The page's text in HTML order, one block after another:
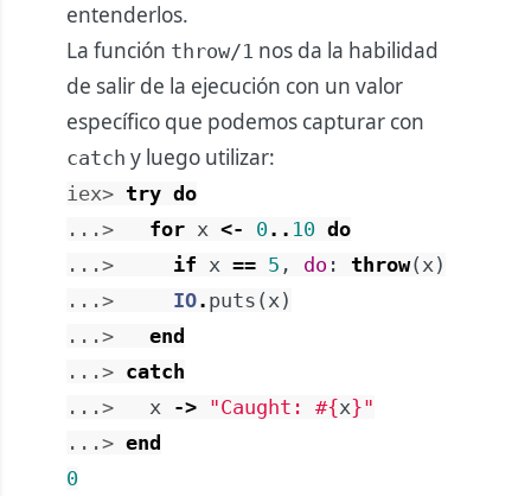
entenderlos.
La función throw/1 nos da la habilidad
de salir de la ejecución con un valor
específico que podemos capturar con
catch y luego utilizar:
iex> try do
...>
for x <- 0.. 10 do
...>
if x == 5 , do : throw( x)
...>
IO. puts ( x)
...>
end
...> catch
...>
x -> "Caught: #{x}"
...> end
0